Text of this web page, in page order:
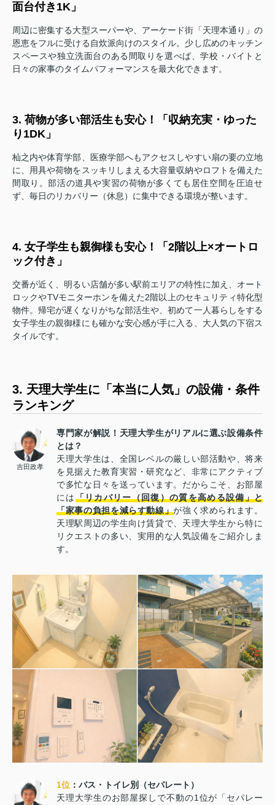
面台付き1K」
周辺に密集する大型スーパーや、アーケード街「天理本通り」の
恩恵をフルに受ける自炊派向けのスタイル。少し広めのキッチン
スペースや独立洗面台のある間取りを選べば、学校・バイトと
日々の家事のタイムパフォーマンスを最大化できます。
3. 荷物が多い部活生も安心！「収納充実・ゆった
り1DK」
杣之内や体育学部、医療学部へもアクセスしやすい扇の要の立地
に、用具や荷物をスッキリしまえる大容量収納やロフトを備えた
間取り。部活の道具や実習の荷物が多くても居住空間を圧迫せ
ず、毎日のリカバリー（休息）に集中できる環境が整います。
4. 女子学生も親御様も安心！「2階以上×オートロ
ック付き」
交番が近く、明るい店舗が多い駅前エリアの特性に加え、オート
ロックやTVモニターホンを備えた2階以上のセキュリティ特化型
物件。帰宅が遅くなりがちな部活生や、初めて一人暮らしをする
女子学生の親御様にも確かな安心感が手に入る、大人気の下宿ス
タイルです。
3. 天理大学生に「本当に人気」の設備・条件
ランキング
吉田政孝
専門家が解説！天理大学生がリアルに選ぶ設備条件
とは？
天理大学生は、全国レベルの厳しい部活動や、将来
を見据えた教育実習・研究など、非常にアクティブ
で多忙な日々を送っています。だからこそ、お部屋
には「リカバリー（回復）の質を高める設備」と
「家事の負担を減らす動線」が強く求められます。
天理駅周辺の学生向け賃貸で、天理大学生から特に
リクエストの多い、実用的な人気設備をご紹介しま
す。
1位 ：バス・トイレ別（セパレート）
天理大学生のお部屋探しで不動の1位が「セパレー